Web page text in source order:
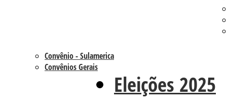
Convênio - Sulamerica
Convênios Gerais
Eleições 2025